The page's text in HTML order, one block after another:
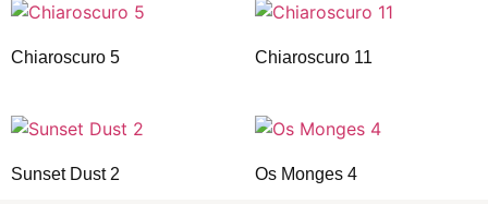
Chiaroscuro 5 Chiaroscuro 11
Sunset Dust 2 Os Monges 4